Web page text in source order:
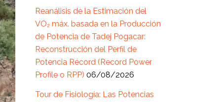
Reanálisis de la Estimación del
VO₂ máx. basada en la Producción
de Potencia de Tadej Pogacar:
Reconstrucción del Perfil de
Potencia Récord (Record Power
Profile o RPP) 06/08/2026
Tour de Fisiología: Las Potencias